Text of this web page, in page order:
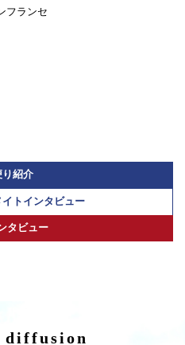
フランセ
り紹介
トインタビュー
タビュー
diffusion